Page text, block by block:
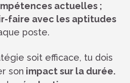
actuelles ;
faire avec les aptitudes
poste.
soit efficace, tu dois
son impact sur la durée.